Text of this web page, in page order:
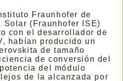
Fraunhofer de
Solar (Fraunhofer ISE)
con el desarrollador de
habían producido un
de tamaño
de conversión del
del módulo
de la alcanzada por